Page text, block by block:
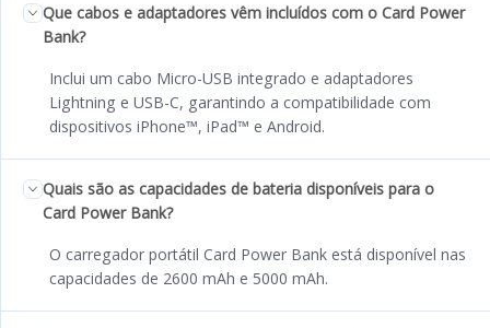
Que cabos e adaptadores vêm incluídos com o Card Power
Bank?
Inclui um cabo Micro-USB integrado e adaptadores
Lightning e USB-C, garantindo a compatibilidade com
dispositivos iPhone™, iPad™ e Android.
Quais são as capacidades de bateria disponíveis para o
Card Power Bank?
O carregador portátil Card Power Bank está disponível nas
capacidades de 2600 mAh e 5000 mAh.